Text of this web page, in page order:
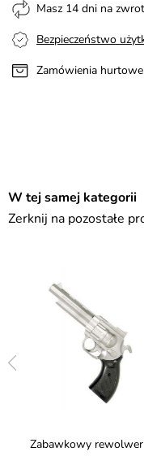
Masz 14 dni na
Bezpieczeństwo
Zamówienia
W tej samej kategorii
Zerknij na pozostałe
Zabawkowy rewolwer